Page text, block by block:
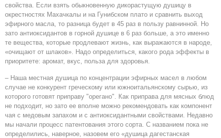
свойства. Если взять обыкновенную дикорастущую душицу в
окрестностях Махачкалы и на Гунибском плато и сравнить выход
эфирного масла, то разница будет в 45 раз в пользу равнинной. Но
зато антиоксидантов в горной душице в 6 раз больше, а это именно
те вещества, которые продлевают жизнь, как выражаются в народе,
«очищают от шлаков». Надо определиться, какого рода эффекты в
приоритете: аромат, вкус, польза для здоровья.
– Наша местная душица по концентрации эфирных масел в любом
случае не конкурент греческому или южноитальянскому сырью, из
которого готовят приправу "орегано". Как приправа для мясных блюд
не подходит, но зато ее вполне можно рекомендовать как компонент
чая с медовым запахом и с антиоксидантными свойствами. Недавно
мы начали процесс патентования этого сорта. С названием пока не
определились, наверное, назовем его «душица дагестанская